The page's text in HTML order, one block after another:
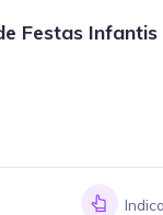
Festas Infantis